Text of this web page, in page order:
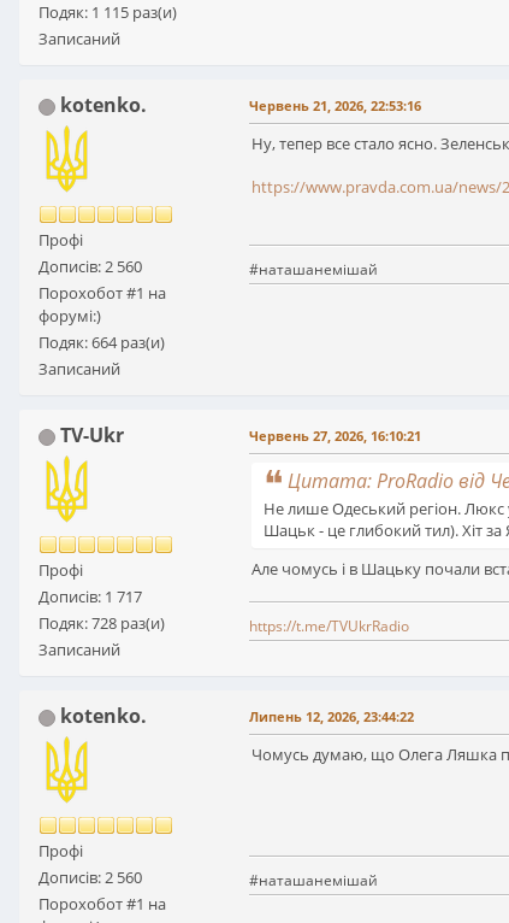
Подяк: 1 115 раз(и)
Записаний
kotenko.
Профі
Дописів: 2 560
Порохобот #1 на
форумі:)
Подяк: 664 раз(и)
Записаний
Червень 21, 2026, 22:53:16
Ну, тепер все стало ясно.
https://www.pravda.com.ua/news/
#наташанемішай
TV-Ukr
Профі
Дописів: 1 717
Подяк: 728 раз(и)
Записаний
Червень 27, 2026, 16:10:21
Цитата: ProRadio від
Не лише Одеський регіон. Люкс
Шацьк - це глибокий тил). Хіт
Але чомусь і в Шацьку почали
https://t.me/TVUkrRadio
kotenko.
Профі
Дописів: 2 560
Порохобот #1 на
Липень 12, 2026, 23:44:22
Чомусь думаю, що Олега Ляшка
#наташанемішай